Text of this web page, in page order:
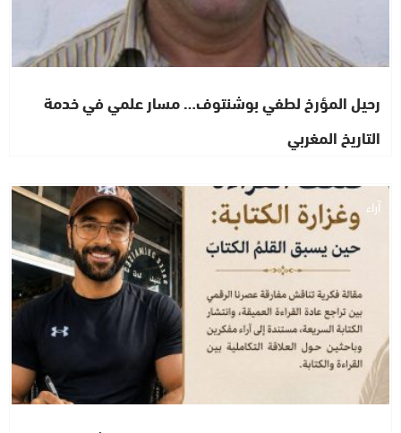
رحيل المؤرخ لطفي بوشنتوف… مسار علمي في خدمة
التاريخ المغربي
آراء